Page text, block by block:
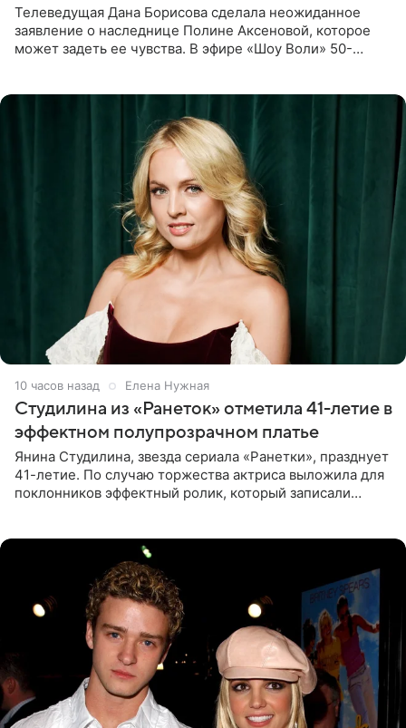
Телеведущая Дана Борисова сделала неожиданное
заявление о наследнице Полине Аксеновой, которое
может задеть ее чувства. В эфире «Шоу Воли» 50-
10 часов назад Елена Нужная
Студилина из «Ранеток» отметила 41-летие в
эффектном полупрозрачном платье
Янина Студилина, звезда сериала «Ранетки», празднует
41-летие. По случаю торжества актриса выложила для
поклонников эффектный ролик, который записали